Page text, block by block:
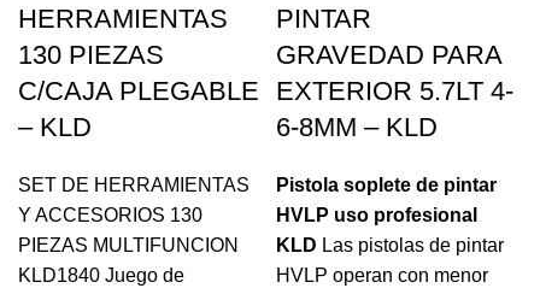
HERRAMIENTAS
130 PIEZAS
C/CAJA PLEGABLE
– KLD
SET DE HERRAMIENTAS
Y ACCESORIOS 130
PIEZAS MULTIFUNCION
KLD1840 Juego de
PINTAR
GRAVEDAD PARA
EXTERIOR 5.7LT 4-
6-8MM – KLD
Pistola soplete de pintar
HVLP uso profesional
KLD Las pistolas de pintar
HVLP operan con menor